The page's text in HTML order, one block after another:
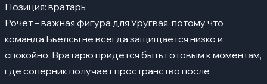
Позиция: вратарь
Рочет – важная фигура для Уругвая, потому что
команда Бьелсы не всегда защищается низко и
спокойно. Вратарю придется быть готовым к моментам,
где соперник получает пространство после